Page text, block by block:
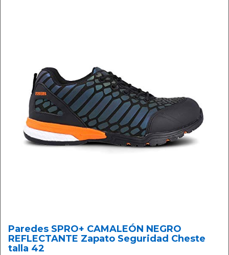
Paredes SPRO+ CAMALEÓN NEGRO
REFLECTANTE Zapato Seguridad Cheste
talla 42